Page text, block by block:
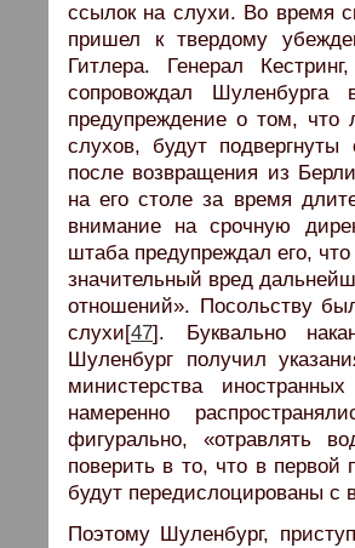
ссылок на слухи. Во время
пришел к твердому
Гитлера. Генерал
сопровождал Шуленбурга
предупреждение о том, что
слухов, будут подвергнуты
после возвращения из
на его столе за время
внимание на срочную
штаба предупреждал его,
значительный вред
отношений». Посольству
слухи[47]. Буквально
Шуленбург получил
министерства
намеренно
фигурально, «отравлять
поверить в то, что в
будут передислоцированы с
Поэтому Шуленбург,